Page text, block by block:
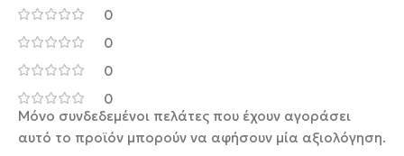
0
0
0
0
Μόνο συνδεδεμένοι πελάτες που έχουν αγοράσει
αυτό το προϊόν μπορούν να αφήσουν μία αξιολόγηση.